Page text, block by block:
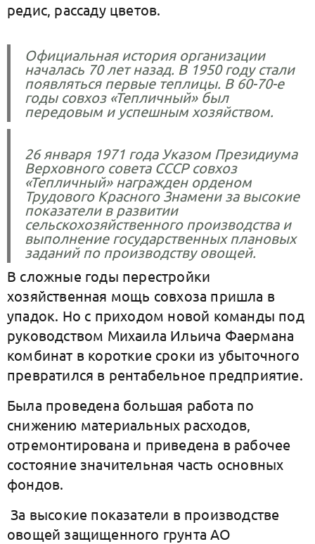
редис, рассаду цветов.
Официальная история организации
началась 70 лет назад. В 1950 году стали
появляться первые теплицы. В 60-70-е
годы совхоз «Тепличный» был
передовым и успешным хозяйством.
26 января 1971 года Указом Президиума
Верховного совета СССР совхоз
«Тепличный» награжден орденом
Трудового Красного Знамени за высокие
показатели в развитии
сельскохозяйственного производства и
выполнение государственных плановых
заданий по производству овощей.
В сложные годы перестройки
хозяйственная мощь совхоза пришла в
упадок. Но с приходом новой команды под
руководством Михаила Ильича Фаермана
комбинат в короткие сроки из убыточного
превратился в рентабельное предприятие.
Была проведена большая работа по
снижению материальных расходов,
отремонтирована и приведена в рабочее
состояние значительная часть основных
фондов.
За высокие показатели в производстве
овощей защищенного грунта АО